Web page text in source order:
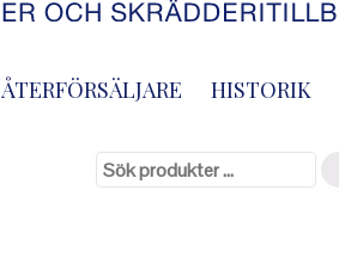
ÅTERFÖRSÄLJARE HISTORIK
efter: